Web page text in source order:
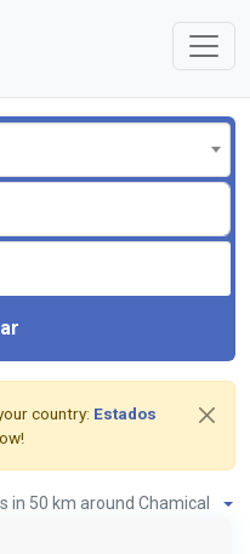
country: Estados
in 50 km around Chamical